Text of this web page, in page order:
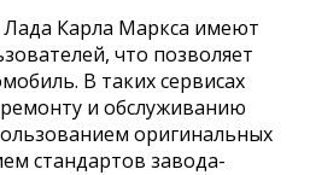
Карла Маркса имеют
что позволяет
В таких сервисах
и обслуживанию
оригинальных
стандартов завода-